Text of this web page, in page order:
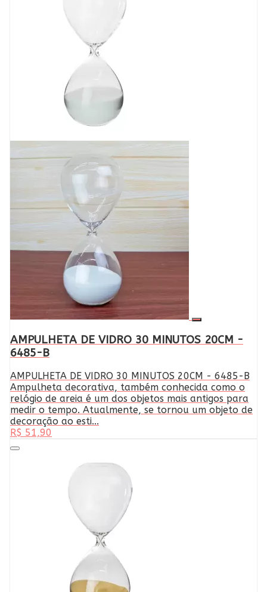
AMPULHETA DE VIDRO 30 MINUTOS 20CM -
6485-B
AMPULHETA DE VIDRO 30 MINUTOS 20CM - 6485-B
Ampulheta decorativa, também conhecida como o
relógio de areia é um dos objetos mais antigos para
medir o tempo. Atualmente, se tornou um objeto de
decoração ao esti...
R$ 51,90